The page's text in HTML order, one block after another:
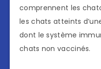
comprennent les
les chats atteints
dont le système
chats non vaccinés.